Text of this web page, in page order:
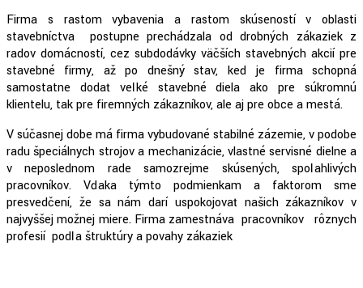
Firma s rastom vybavenia a rastom skúseností v oblasti
stavebníctva postupne prechádzala od drobných zákaziek z
radov domácností, cez subdodávky väčších stavebných akcií pre
stavebné firmy, až po dnešný stav, keď je firma schopná
samostatne dodať veľké stavebné diela ako pre súkromnú
klientelu, tak pre firemných zákazníkov, ale aj pre obce a mestá.
V súčasnej dobe má firma vybudované stabilné zázemie, v podobe
radu špeciálnych strojov a mechanizácie, vlastné servisné dielne a
v neposlednom rade samozrejme skúsených, spoľahlivých
pracovníkov. Vďaka týmto podmienkam a faktorom sme
presvedčení, že sa nám darí uspokojovať našich zákazníkov v
najvyššej možnej miere. Firma zamestnáva pracovníkov rôznych
profesií podľa štruktúry a povahy zákaziek